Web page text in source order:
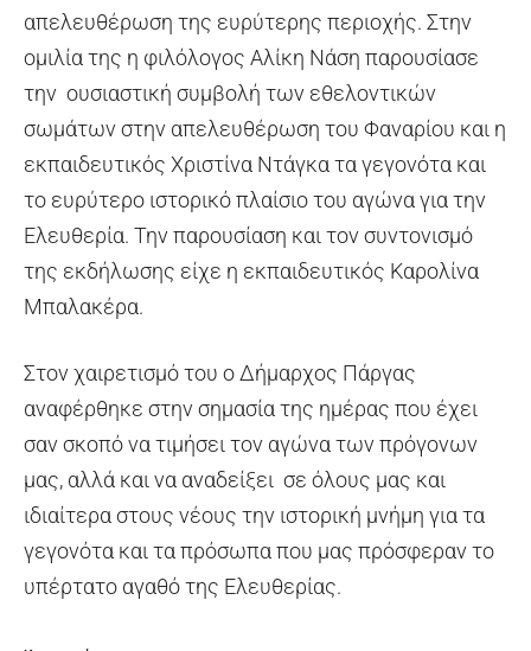
απελευθέρωση της ευρύτερης περιοχής. Στην
ομιλία της η φιλόλογος Αλίκη Νάση παρουσίασε
την ουσιαστική συμβολή των εθελοντικών
σωμάτων στην απελευθέρωση του Φαναρίου και η
εκπαιδευτικός Χριστίνα Ντάγκα τα γεγονότα και
το ευρύτερο ιστορικό πλαίσιο του αγώνα για την
Ελευθερία. Την παρουσίαση και τον συντονισμό
της εκδήλωσης είχε η εκπαιδευτικός Καρολίνα
Μπαλακέρα.
Στον χαιρετισμό του ο Δήμαρχος Πάργας
αναφέρθηκε στην σημασία της ημέρας που έχει
σαν σκοπό να τιμήσει τον αγώνα των πρόγονων
μας, αλλά και να αναδείξει σε όλους μας και
ιδιαίτερα στους νέους την ιστορική μνήμη για τα
γεγονότα και τα πρόσωπα που μας πρόσφεραν το
υπέρτατο αγαθό της Ελευθερίας.